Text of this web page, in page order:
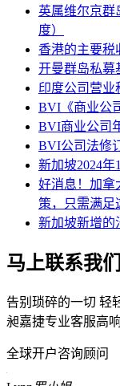
英属维尔京群
度）
香港的主要税
开曼群岛私募
印度公司营业
BVI《商业公
BVI商业公司
BVI公司法修
新加坡2024年
好消息！加拿
策，只需满
新加坡新增的
马上联系我们
告别琐碎的一切 轻
昶嘉捷专业客服高
全球开户咨询顾问